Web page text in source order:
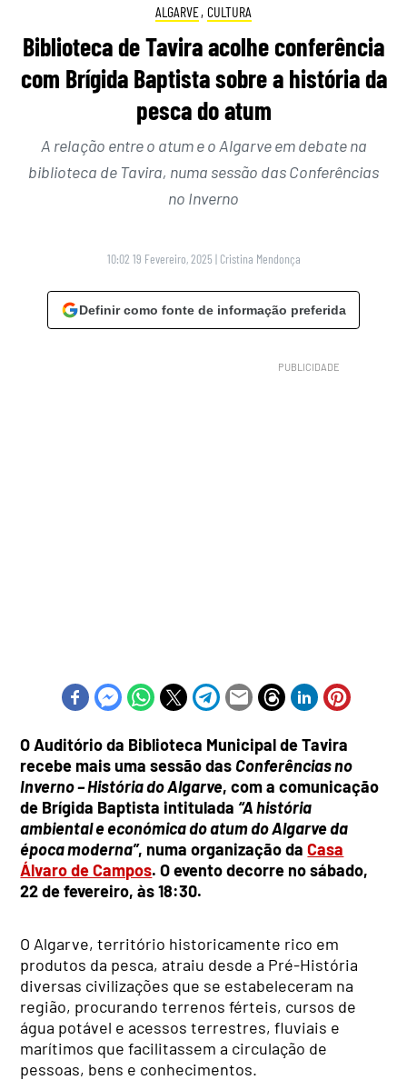
ALGARVE, CULTURA
Biblioteca de Tavira acolhe conferência
com Brígida Baptista sobre a história da
pesca do atum
A relação entre o atum e o Algarve em debate na
biblioteca de Tavira, numa sessão das Conferências
no Inverno
10:02 19 Fevereiro, 2025 | Cristina Mendonça
Definir como fonte de informação preferida
O Auditório da Biblioteca Municipal de Tavira
recebe mais uma sessão das Conferências no
Inverno – História do Algarve, com a comunicação
de Brígida Baptista intitulada “A história
ambiental e económica do atum do Algarve da
época moderna”, numa organização daCasa
Álvaro de Campos. O evento decorre no sábado,
22 de fevereiro, às 18:30.
O Algarve, território historicamente rico em
produtos da pesca, atraiu desde a Pré-História
diversas civilizações que se estabeleceram na
região, procurando terrenos férteis, cursos de
água potável e acessos terrestres, fluviais e
marítimos que facilitassem a circulação de
pessoas, bens e conhecimentos.